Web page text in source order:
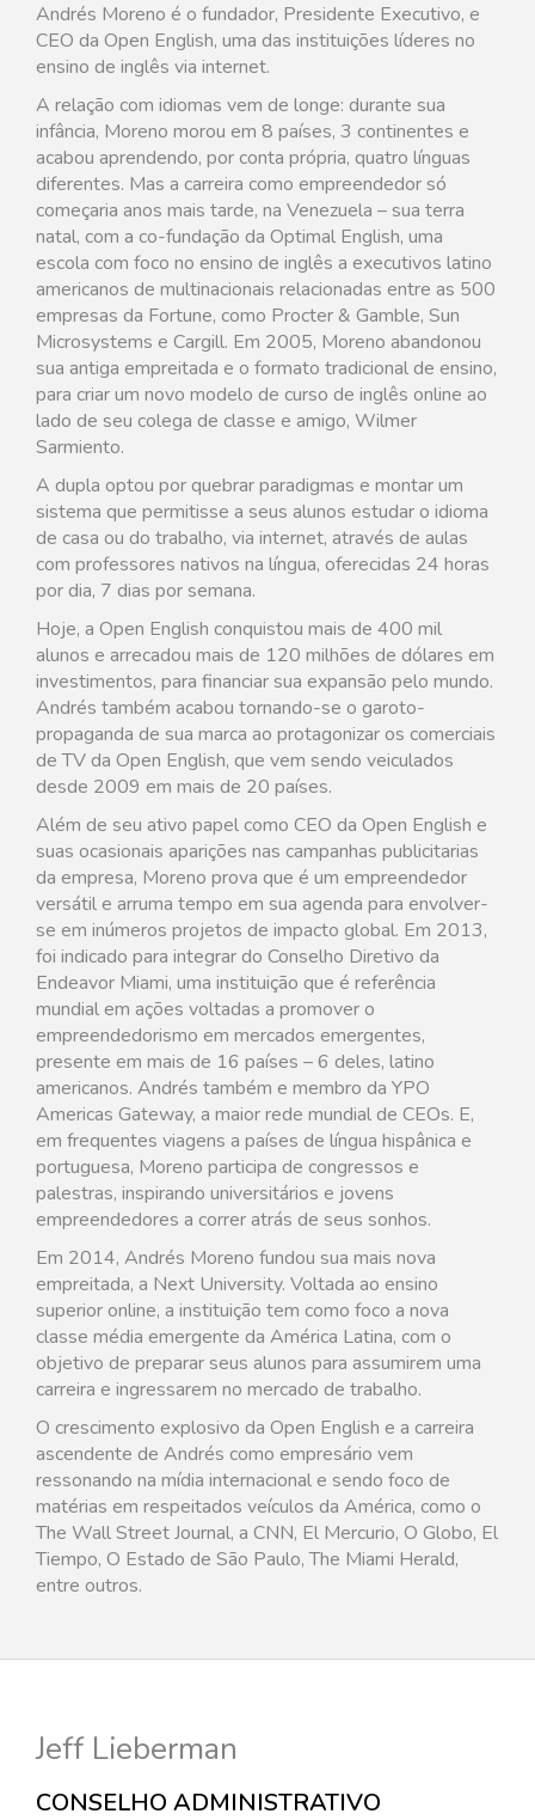
Andrés Moreno é o fundador, Presidente Executivo, e
CEO da Open English, uma das instituições líderes no
ensino de inglês via internet.
A relação com idiomas vem de longe: durante sua
infância, Moreno morou em 8 países, 3 continentes e
acabou aprendendo, por conta própria, quatro línguas
diferentes. Mas a carreira como empreendedor só
começaria anos mais tarde, na Venezuela – sua terra
natal, com a co-fundação da Optimal English, uma
escola com foco no ensino de inglês a executivos latino
americanos de multinacionais relacionadas entre as 500
empresas da Fortune, como Procter & Gamble, Sun
Microsystems e Cargill. Em 2005, Moreno abandonou
sua antiga empreitada e o formato tradicional de ensino,
para criar um novo modelo de curso de inglês online ao
lado de seu colega de classe e amigo, Wilmer
Sarmiento.
A dupla optou por quebrar paradigmas e montar um
sistema que permitisse a seus alunos estudar o idioma
de casa ou do trabalho, via internet, através de aulas
com professores nativos na língua, oferecidas 24 horas
por dia, 7 dias por semana.
Hoje, a Open English conquistou mais de 400 mil
alunos e arrecadou mais de 120 milhões de dólares em
investimentos, para financiar sua expansão pelo mundo.
Andrés também acabou tornando-se o garoto-
propaganda de sua marca ao protagonizar os comerciais
de TV da Open English, que vem sendo veiculados
desde 2009 em mais de 20 países.
Além de seu ativo papel como CEO da Open English e
suas ocasionais aparições nas campanhas publicitarias
da empresa, Moreno prova que é um empreendedor
versátil e arruma tempo em sua agenda para envolver-
se em inúmeros projetos de impacto global. Em 2013,
foi indicado para integrar do Conselho Diretivo da
Endeavor Miami, uma instituição que é referência
mundial em ações voltadas a promover o
empreendedorismo em mercados emergentes,
presente em mais de 16 países – 6 deles, latino
americanos. Andrés também e membro da YPO
Americas Gateway, a maior rede mundial de CEOs. E,
em frequentes viagens a países de língua hispânica e
portuguesa, Moreno participa de congressos e
palestras, inspirando universitários e jovens
empreendedores a correr atrás de seus sonhos.
Em 2014, Andrés Moreno fundou sua mais nova
empreitada, a Next University. Voltada ao ensino
superior online, a instituição tem como foco a nova
classe média emergente da América Latina, com o
objetivo de preparar seus alunos para assumirem uma
carreira e ingressarem no mercado de trabalho.
O crescimento explosivo da Open English e a carreira
ascendente de Andrés como empresário vem
ressonando na mídia internacional e sendo foco de
matérias em respeitados veículos da América, como o
The Wall Street Journal, a CNN, El Mercurio, O Globo, El
Tiempo, O Estado de São Paulo, The Miami Herald,
entre outros.
Jeff Lieberman
CONSELHO ADMINISTRATIVO